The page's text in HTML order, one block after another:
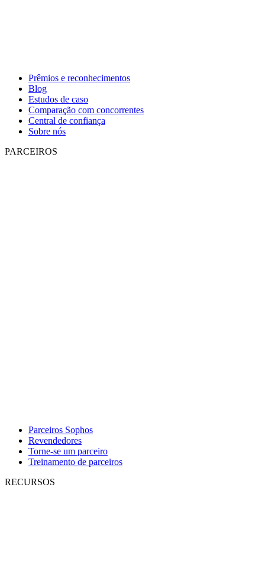
Prêmios e reconhecimentos
Blog
Estudos de caso
Comparação com concorrentes
Central de confiança
Sobre nós
PARCEIROS
Parceiros Sophos
Revendedores
Torne-se um parceiro
Treinamento de parceiros
RECURSOS